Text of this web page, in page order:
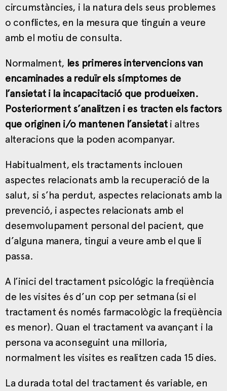
circumstàncies, i la natura dels seus problemes
o conflictes, en la mesura que tinguin a veure
amb el motiu de consulta.
Normalment, les primeres intervencions van
encaminades a reduïr els símptomes de
l’ansietat i la incapacitació que produeixen.
Posteriorment s’analitzen i es tracten els factors
que originen i/o mantenen l’ansietati altres
alteracions que la poden acompanyar.
Habitualment, els tractaments inclouen
aspectes relacionats amb la recuperació de la
salut, si s’ha perdut, aspectes relacionats amb la
prevenció, i aspectes relacionats amb el
desemvolupament personal del pacient, que
d’alguna manera, tingui a veure amb el que li
passa.
A l’inici del tractament psicológic la freqüència
de les visites és d’un cop per setmana (si el
tractament és només farmacològic la freqüència
es menor). Quan el tractament va avançant i la
persona va aconseguint una milloria,
normalment les visites es realitzen cada 15 dies.
La durada total del tractament és variable, en